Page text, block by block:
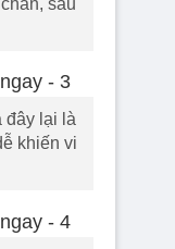
đây lại là
khiến vi